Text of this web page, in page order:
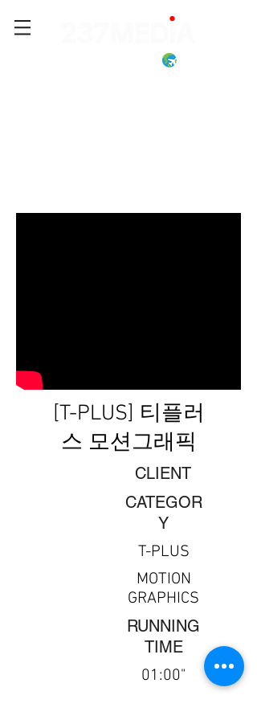
[T-PLUS] 티플러
스 모션그래픽
CLIENT
CATEGOR
Y
T-PLUS
MOTION
GRAPHICS
​RUNNING
TIME
01:00"